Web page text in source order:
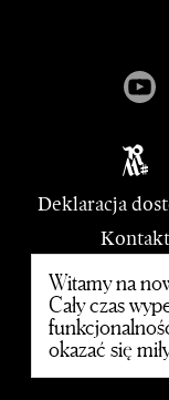
Deklaracja
Kontakt
© 2020
Witamy na
Cały czas
okazać się